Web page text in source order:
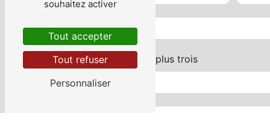
Combien font deux plus trois
souhaitez activer
Tout accepter
Tout refuser
Personnaliser